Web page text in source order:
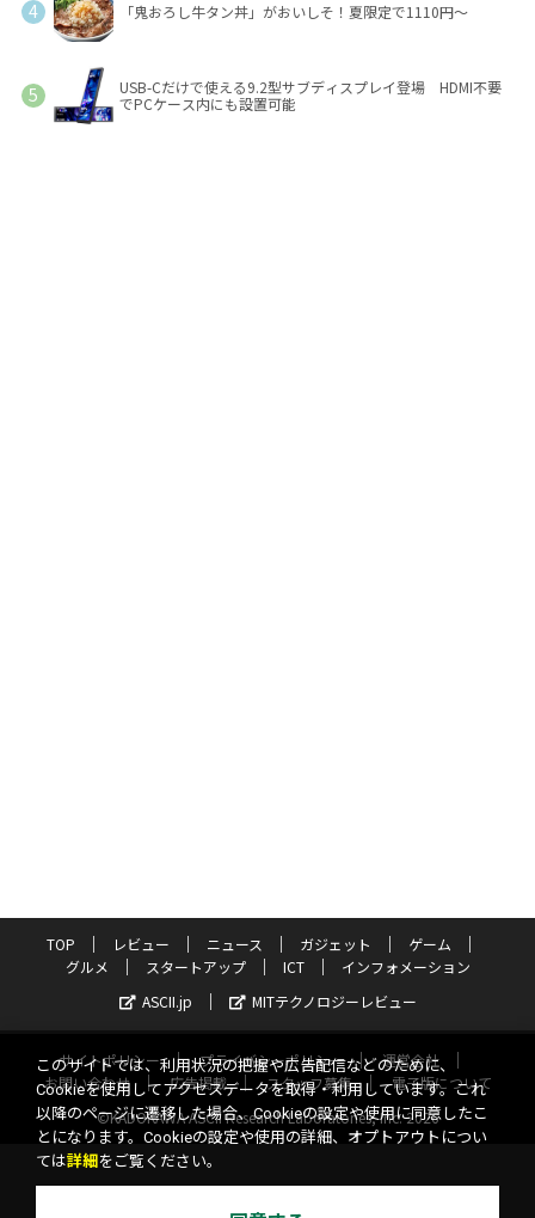
「鬼おろし牛タン丼」がおいしそ！夏限定で1110円～
USB-Cだけで使える9.2型サブディスプレイ登場 HDMI不要
でPCケース内にも設置可能
TOP レビュー ニュース ガジェット
ゲーム
グルメ
スタートアップ ICT
インフォメーション
ASCII.jp
MITテクノロジーレビュー
サイトポリシー プライバシーポリシー
運営会社
お問い合わせ
広告掲載 スタッフ募集
電子版について
©KADOKAWA ASCII Research Laboratories, Inc. 2026
このサイトでは、利用状況の把握や広告配信などのために、
Cookieを使用してアクセスデータを取得・利用しています。これ
以降のページに遷移した場合、Cookieの設定や使用に同意したこ
とになります。Cookieの設定や使用の詳細、オプトアウトについ
ては詳細 をご覧ください。